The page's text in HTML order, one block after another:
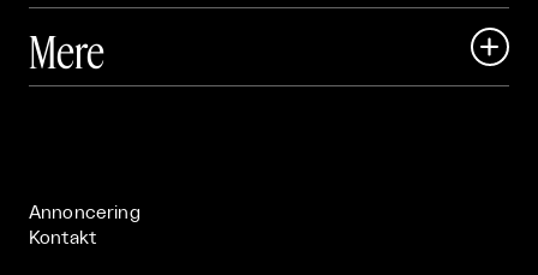
 Art Matter Festival
Mere 
Annoncering
Kontakt